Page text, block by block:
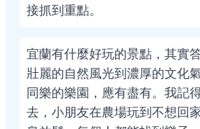
接抓到重點。
宜蘭有什麼好玩的景點，其實
壯麗的自然風光到濃厚的文化
同樂的樂園，應有盡有。我記
去，小朋友在農場玩到不想回